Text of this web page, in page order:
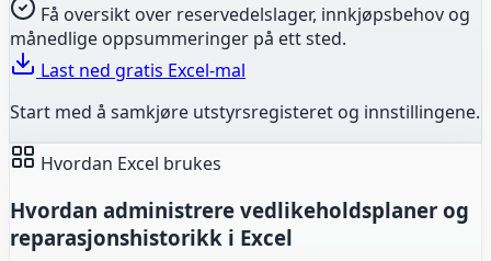
Få oversikt over reservedelslager, innkjøpsbehov og
månedlige oppsummeringer på ett sted.
Last ned gratis Excel-mal
Start med å samkjøre utstyrsregisteret og innstillingene.
Hvordan Excel brukes
Hvordan administrere vedlikeholdsplaner og
reparasjonshistorikk i Excel